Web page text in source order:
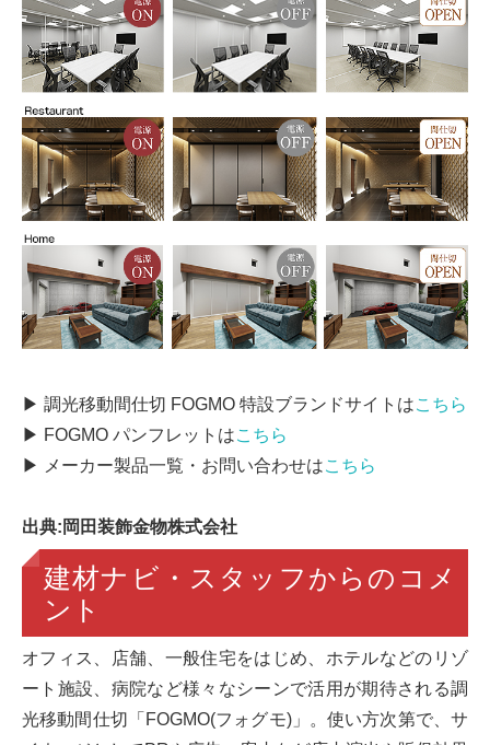
▶ 調光移動間仕切 FOGMO 特設ブランドサイトはこちら
▶ FOGMO パンフレットはこちら
▶ メーカー製品一覧・お問い合わせはこちら
出典:岡田装飾金物株式会社
建材ナビ・スタッフからのコメ
ント
オフィス、店舗、一般住宅をはじめ、ホテルなどのリゾ
ート施設、病院など様々なシーンで活用が期待される調
光移動間仕切「FOGMO(フォグモ)」。使い方次第で、サ